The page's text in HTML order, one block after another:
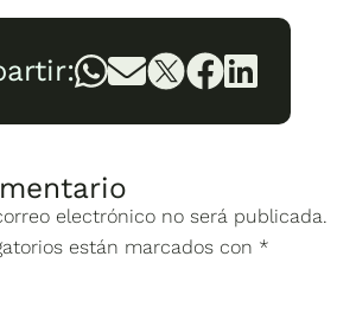
electrónico no será publicada.
están marcados con *